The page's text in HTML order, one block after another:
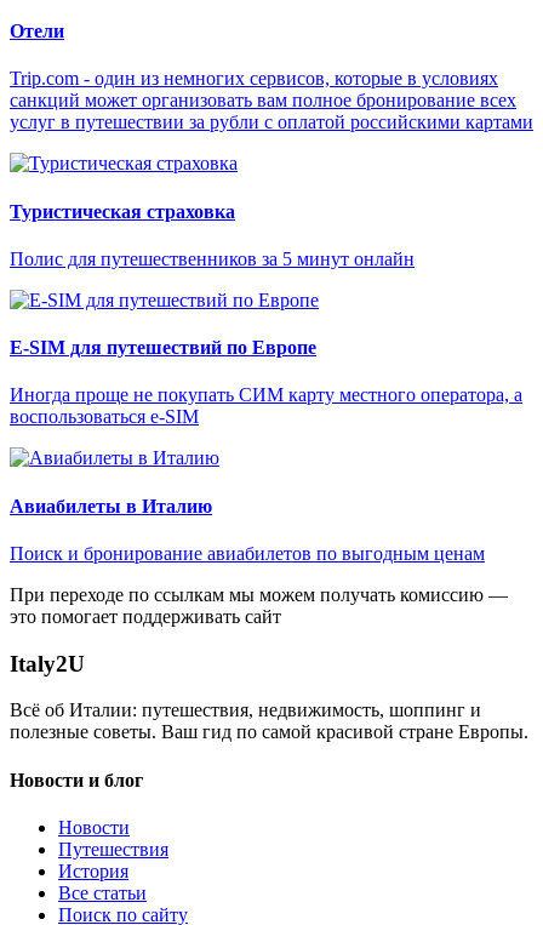
Отели
Trip.com - один из немногих сервисов, которые в условиях
санкций может организовать вам полное бронирование всех
услуг в путешествии за рубли с оплатой российскими картами
Туристическая страховка
Полис для путешественников за 5 минут онлайн
E-SIM для путешествий по Европе
Иногда проще не покупать СИМ карту местного оператора, а
воспользоваться e-SIM
Авиабилеты в Италию
Поиск и бронирование авиабилетов по выгодным ценам
При переходе по ссылкам мы можем получать комиссию —
это помогает поддерживать сайт
Italy2U
Всё об Италии: путешествия, недвижимость, шоппинг и
полезные советы. Ваш гид по самой красивой стране Европы.
Новости и блог
Новости
Путешествия
История
Все статьи
Поиск по сайту